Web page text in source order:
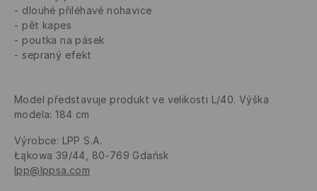
dlouhé přiléhavé nohavice
pět kapes
poutka na pásek
sepraný efekt
Model představuje produkt ve velikosti L/40. Výška
modela: 184 cm
Výrobce: LPP S.A.
Łąkowa 39/44, 80-769 Gdańsk
lpp@lppsa.com